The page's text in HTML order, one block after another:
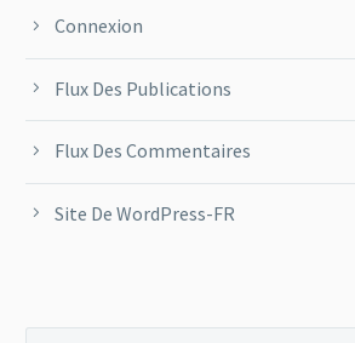
Connexion
Flux Des Publications
Flux Des Commentaires
Site De WordPress-FR